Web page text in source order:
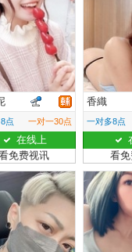
点 一对一30点
在线上
免费视讯
香織
一对多8点
看